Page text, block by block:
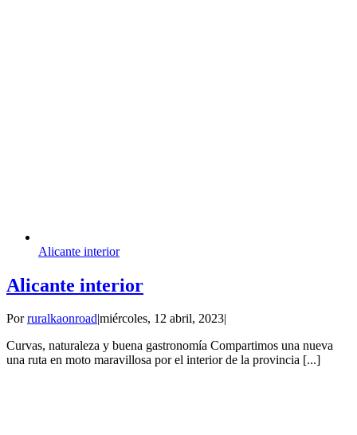
Alicante interior
Alicante interior
Porruralkaonroad|miércoles, 12 abril, 2023|
Curvas, naturaleza y buena gastronomía Compartimos una nueva
una ruta en moto maravillosa por el interior de la provincia [...]